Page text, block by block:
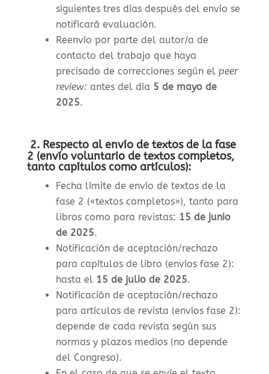
siguientes tres días después del envío se
notificará evaluación.
Reenvío por parte del autor/a de
contacto del trabajo que haya
precisado de correcciones según el peer
review: antes del día 5 de mayo de
2025.
2. Respecto al envío de textos de la fase
2 (envío voluntario de textos completos,
tanto capítulos como artículos):
Fecha límite de envío de textos de la
fase 2 («textos completos»), tanto para
libros como para revistas: 15 de junio
de 2025.
Notificación de aceptación/rechazo
para capítulos de libro (envíos fase 2):
hasta el 15 de julio de 2025.
Notificación de aceptación/rechazo
para artículos de revista (envíos fase 2):
depende de cada revista según sus
normas y plazos medios (no depende
del Congreso).